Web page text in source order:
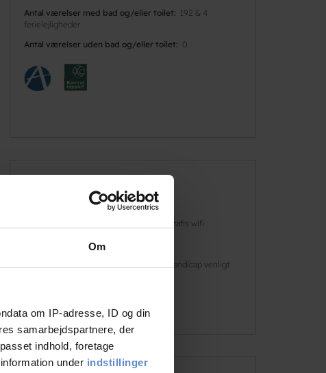
Om
om IP-adresse, ID og din
samarbejdspartnere, der
indhold, foretage
under indstillinger
Antal værelser med bad og/eller toilet
192 & 4
ferielejligheder
Antal værelser uden bad og/eller toilet
0
Gratis wifi
Handicap venligt